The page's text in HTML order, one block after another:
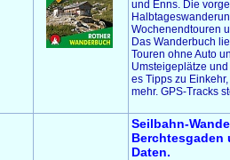
und Enns. Die
Wochenendtouren
Das Wanderbuch
Touren ohne Auto
Umsteigeplätze
es Tipps zu
mehr. GPS-Tracks
Seilbahn-
Berchtesgaden
Daten.